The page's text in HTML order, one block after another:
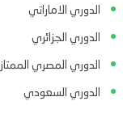
الدوري الاماراتي
الدوري الجزائري
الدوري المصري الممتاز
الدوري السعودي